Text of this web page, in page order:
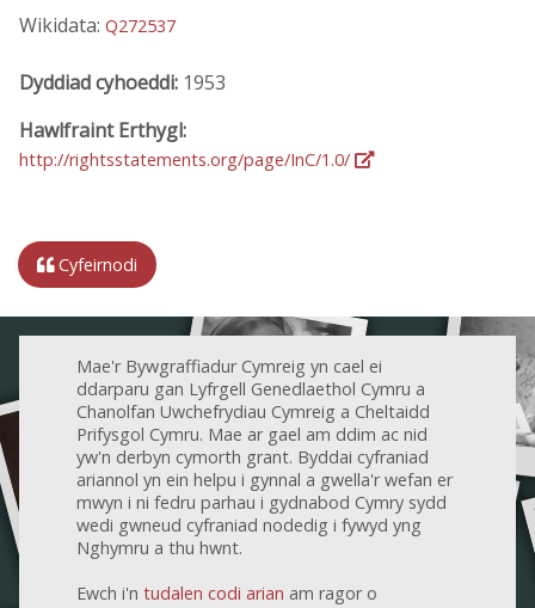
Wikidata: Q272537
Dyddiad cyhoeddi: 1953
Hawlfraint Erthygl:
http://rightsstatements.org/page/InC/1.0/
Cyfeirnodi
Mae'r Bywgraffiadur Cymreig yn cael ei
ddarparu gan Lyfrgell Genedlaethol Cymru a
Chanolfan Uwchefrydiau Cymreig a Cheltaidd
Prifysgol Cymru. Mae ar gael am ddim ac nid
yw'n derbyn cymorth grant. Byddai cyfraniad
ariannol yn ein helpu i gynnal a gwella'r wefan er
mwyn i ni fedru parhau i gydnabod Cymry sydd
wedi gwneud cyfraniad nodedig i fywyd yng
Nghymru a thu hwnt.
Ewch i'n tudalen codi arian am ragor o